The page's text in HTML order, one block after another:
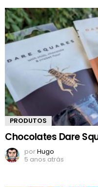
PRODUTOS
Chocolates Dare
porHugo
5 anos atrás